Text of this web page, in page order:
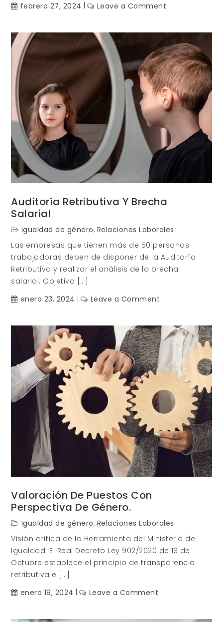
febrero 27, 2024
Leave a Comment
Auditoría Retributiva Y Brecha
Salarial
Igualdad de género, Relaciones Laborales
Las empresas que tienen más de 50 personas
trabajadoras deben de disponer de la Auditoría
Retributiva y realizar el análisis de la brecha
salarial. Objetivo […]
enero 23, 2024
Leave a Comment
y
Brecha
Salarial
Valoración De Puestos Con
Perspectiva De Género.
Igualdad de género, Relaciones Laborales
Visión crítica de la Herramienta del Ministerio de
Igualdad. El Real Decreto Ley 902/2020 de 13 de
Octubre establece el principio de transparencia
retributiva e […]
enero 19, 2024
Leave a Comment